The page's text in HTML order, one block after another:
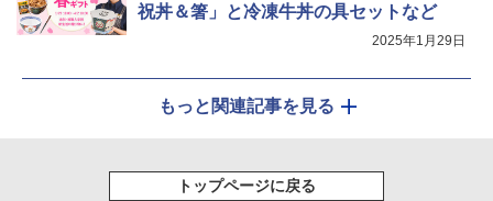
祝丼＆箸」と冷凍牛丼の具セットなど
2025年1月29日
もっと関連記事を見る
トップページに戻る